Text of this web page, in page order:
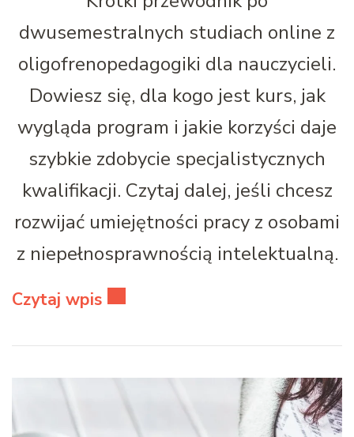
dwusemestralnych studiach online z
oligofrenopedagogiki dla nauczycieli.
Dowiesz się, dla kogo jest kurs, jak
wygląda program i jakie korzyści daje
szybkie zdobycie specjalistycznych
kwalifikacji. Czytaj dalej, jeśli chcesz
rozwijać umiejętności pracy z osobami
z niepełnosprawnością intelektualną.
Czytaj wpis